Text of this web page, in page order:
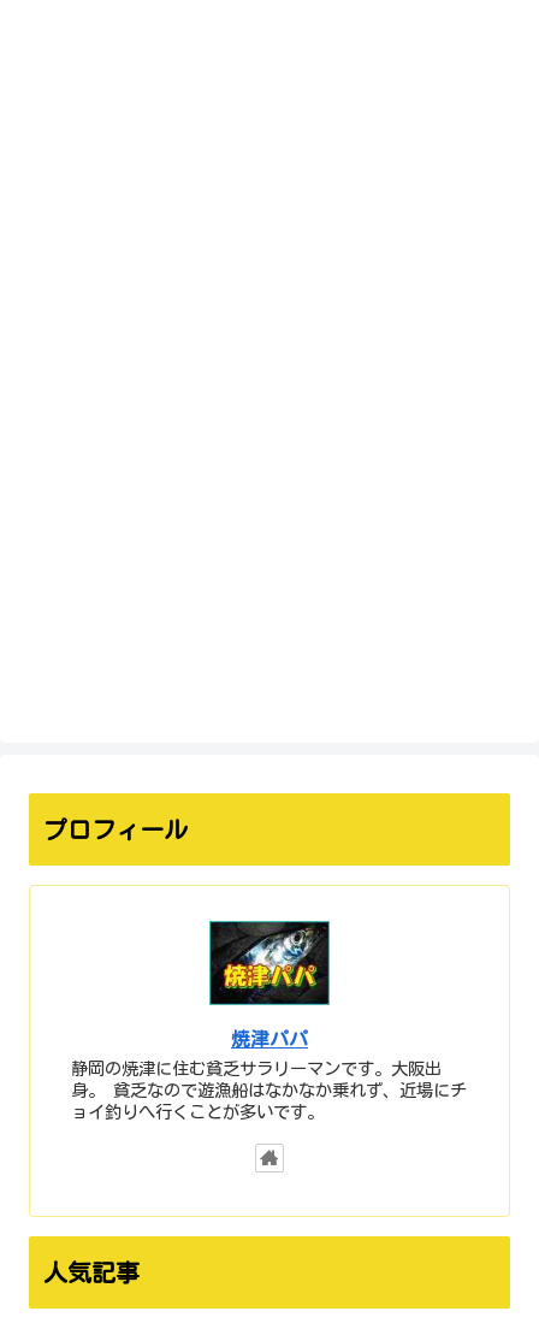
プロフィール
焼津パパ
静岡の焼津に住む貧乏サラリーマンです。大阪出
身。 貧乏なので遊漁船はなかなか乗れず、近場にチ
ョイ釣りへ行くことが多いです。
人気記事